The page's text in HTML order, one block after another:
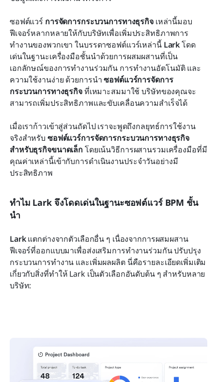
ซอฟต์แวร์ การจัดการกระบวนการทางธุรกิจ เหล่านี้มอบ
ฟีเจอร์หลากหลายให้กับบริษัทเพื่อเพิ่มประสิทธิภาพการ
ทำงานของพวกเขา ในบรรดาซอฟต์แวร์เหล่านี้ Lark โดด
เด่นในฐานะเครื่องมือชั้นนำด้วยการผสมผสานที่เป็น
เอกลักษณ์ของการทำงานร่วมกัน การทำงานอัตโนมัติ และ
ความใช้งานง่าย ด้วยการนำ ซอฟต์แวร์การจัดการ
กระบวนการทางธุรกิจ ที่เหมาะสมมาใช้ บริษัทของคุณจะ
สามารถเพิ่มประสิทธิภาพและขับเคลื่อนความสำเร็จได้
เมื่อเราก้าวเข้าสู่ส่วนถัดไป เราจะพูดถึงกลยุทธ์การใช้งาน
จริงสำหรับ ซอฟต์แวร์การจัดการกระบวนการทางธุรกิจ
สำหรับธุรกิจขนาดเล็ก โดยเน้นวิธีการผสานรวมเครื่องมือที่มี
คุณค่าเหล่านี้เข้ากับการดำเนินงานประจำวันอย่างมี
ประสิทธิภาพ
ทำไม Lark จึงโดดเด่นในฐานะซอฟต์แวร์ BPM ชั้น
นำ
Lark แตกต่างจากตัวเลือกอื่น ๆ เนื่องจากการผสมผสาน
ฟีเจอร์ที่ออกแบบมาเพื่อส่งเสริมการทำงานร่วมกัน ปรับปรุง
กระบวนการทำงาน และเพิ่มผลผลิต นี่คือรายละเอียดเพิ่มเติม
เกี่ยวกับสิ่งที่ทำให้ Lark เป็นตัวเลือกอันดับต้น ๆ สำหรับหลาย
บริษัท: